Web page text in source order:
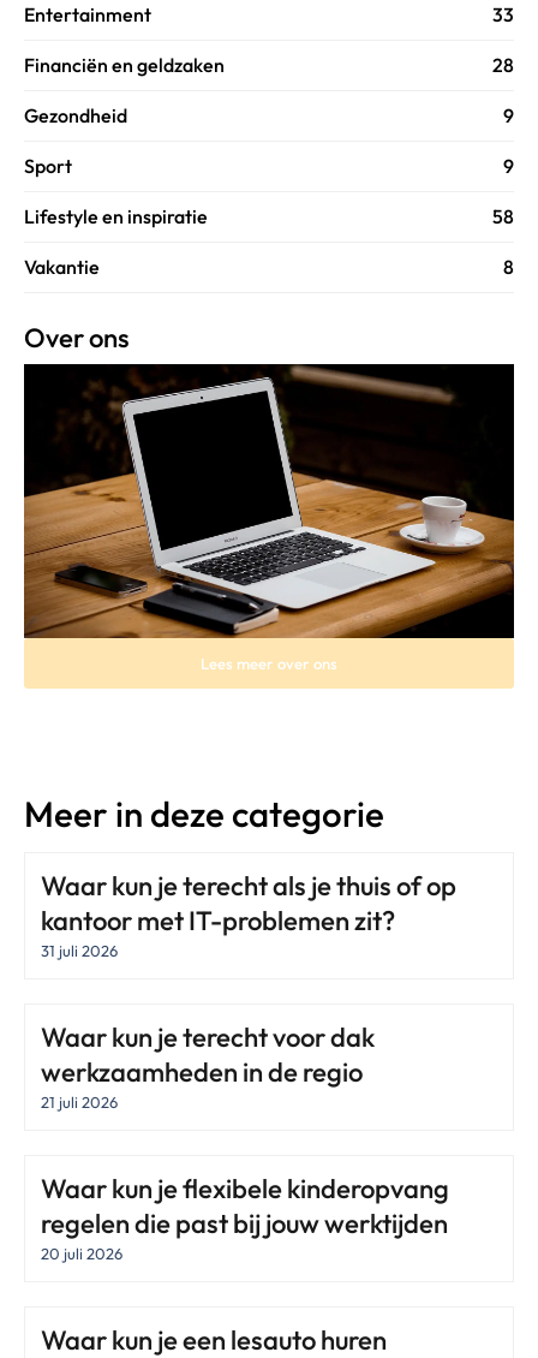
Entertainment 33
Financiën en geldzaken 28
Gezondheid 9
Sport 9
Lifestyle en inspiratie 58
Vakantie 8
Over ons
Lees meer over ons
Meer in deze categorie
Waar kun je terecht als je thuis of op
kantoor met IT-problemen zit?
31 juli 2026
Waar kun je terecht voor dak
werkzaamheden in de regio
21 juli 2026
Waar kun je flexibele kinderopvang
regelen die past bij jouw werktijden
20 juli 2026
Waar kun je een lesauto huren